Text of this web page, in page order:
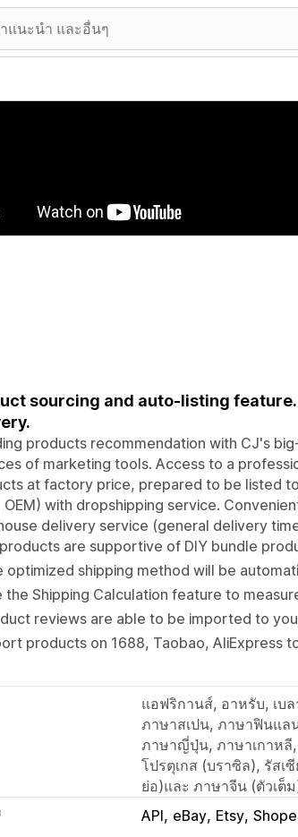
รีรูปภาพที่แสดง
sourcing and auto-listing
products recommendation with CJ's
of marketing tools. Access to a
at factory price, prepared to be listed
OEM) with dropshipping service.
delivery service (general delivery
are supportive of DIY bundle
optimized shipping method will be
the Shipping Calculation feature to
reviews are able to be imported to
products on 1688, Taobao, AliExpress
แอฟริกานส์, อาหรับ, เบ
ภาษาสเปน, ภาษาฟินแล
ภาษาญี่ปุ่น, ภาษาเกาหลี
โปรตุเกส (บราซิล), รัสเ
ย่อ)และ ภาษาจีน (ตัวเต็
API eBay Etsy